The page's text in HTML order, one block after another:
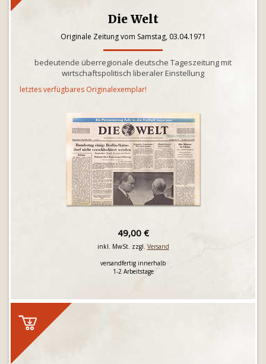
Die Welt
Originale Zeitung vom Samstag, 03.04.1971
bedeutende überregionale deutsche Tageszeitung mit
wirtschaftspolitisch liberaler Einstellung
letztes verfügbares Originalexemplar!
49,00 €
inkl. MwSt. zzgl. Versand
versandfertig innerhalb
1-2 Arbeitstage